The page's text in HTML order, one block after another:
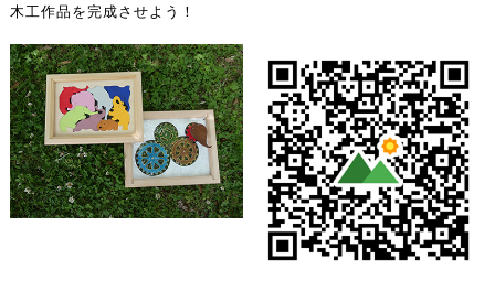
木工作品を完成させよう！